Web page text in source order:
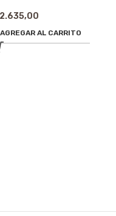
2.635,00
AGREGAR AL CARRITO